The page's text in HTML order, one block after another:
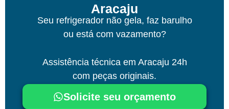
Aracaju
Seu refrigerador não gela, faz barulho
ou está com vazamento?
Assistência técnica em Aracaju 24h
com peças originais.
Solicite seu orçamento